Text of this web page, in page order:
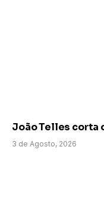
João Telles corta
3 de Agosto, 2026